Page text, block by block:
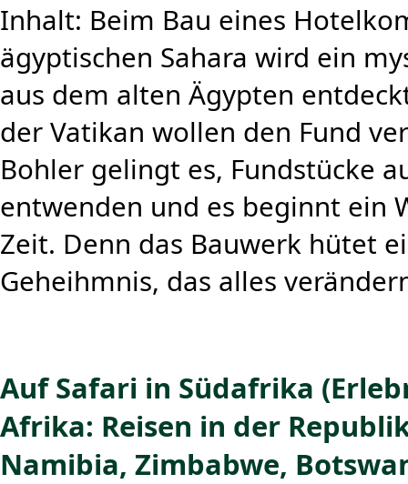
Inhalt: Beim Bau eines
ägyptischen Sahara wird ein
aus dem alten Ägypten
der Vatikan wollen den Fund
Bohler gelingt es, Fundstücke
entwenden und es beginnt ein
Zeit. Denn das Bauwerk hütet
Geheihmnis, das alles
Auf Safari in Südafrika
Afrika: Reisen in der
Namibia, Zimbabwe,